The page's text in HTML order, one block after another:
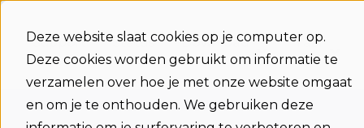
Deze website slaat cookies op je computer op.
Deze cookies worden gebruikt om informatie te
verzamelen over hoe je met onze website omgaat
en om je te onthouden. We gebruiken deze
Support
home
Status Download
Submenu
Taal